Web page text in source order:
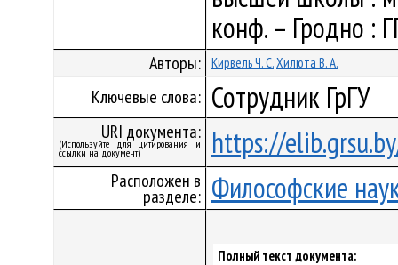
конф. – Гродно :
Авторы: Кирвель Ч. С.Хилюта В. А.
Ключевые слова: Сотрудник ГрГУ
URI документа:
(Используйте для цитирования и
ссылки на документ) https://
Расположен в
разделе: Философские
Полный текст документа: